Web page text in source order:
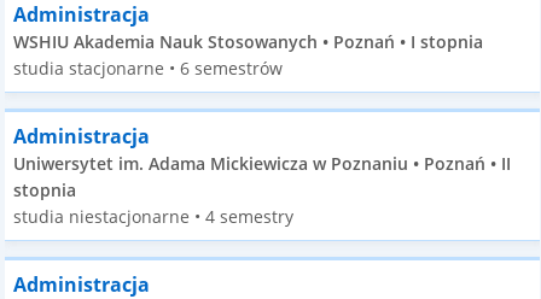
Administracja
WSHIU Akademia Nauk Stosowanych • Poznań • I stopnia
studia stacjonarne • 6 semestrów
Administracja
Uniwersytet im. Adama Mickiewicza w Poznaniu • Poznań • II
stopnia
studia niestacjonarne • 4 semestry
Administracja